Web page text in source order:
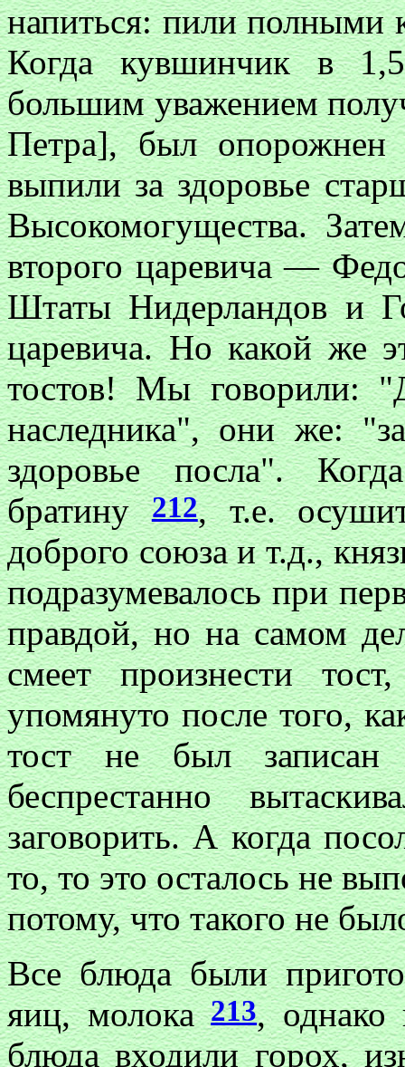
напиться: пили полными
Когда кувшинчик в
большим уважением
Петра], был опорожнен
выпили за здоровье
Высокомогущества.
второго царевича —
Штаты Нидерландов и
царевича. Но какой же
тостов! Мы говорили:
наследника", они же:
здоровье посла".
братину212, т.е.
доброго союза и т.д.,
подразумевалось при
правдой, но на самом
смеет произнести
упомянуто после того,
тост не был
беспрестанно
заговорить. А когда
то, то это осталось не
потому, что такого не
Все блюда были
яиц, молока213, однако
блюда входили горох,